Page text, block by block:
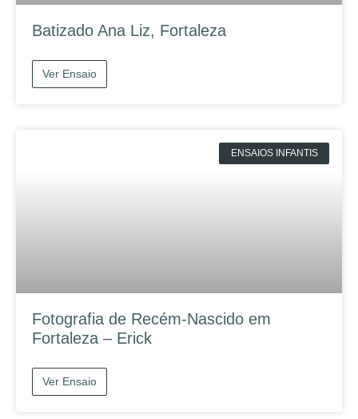
Batizado Ana Liz, Fortaleza
Ver Ensaio
ENSAIOS INFANTIS
Fotografia de Recém-Nascido em
Fortaleza – Erick
Ver Ensaio